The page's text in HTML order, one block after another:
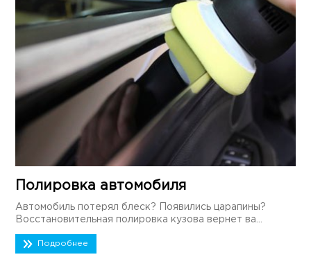
Полировка автомобиля
Автомобиль потерял блеск? Появились царапины?
Восстановительная полировка кузова вернет ва...
Подробнее